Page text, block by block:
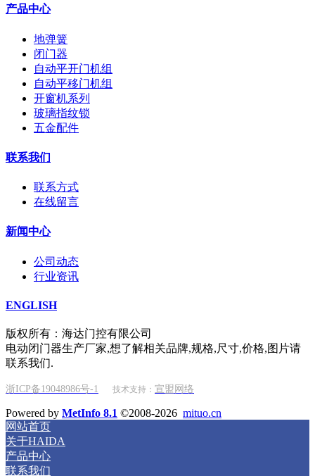
产品中心
地弹簧
闭门器
自动平开门机组
自动平移门机组
开窗机系列
玻璃指纹锁
五金配件
联系我们
联系方式
在线留言
新闻中心
公司动态
行业资讯
ENGLISH
版权所有：海达门控有限公司
电动闭门器生产厂家,想了解相关品牌,规格,尺寸,价格,图片请
联系我们.
浙ICP备19048986号-1 技术支持： 宣盟网络
Powered by MetInfo 8.1 ©2008-2026 mituo.cn
网站首页
关于HAIDA
产品中心
联系我们